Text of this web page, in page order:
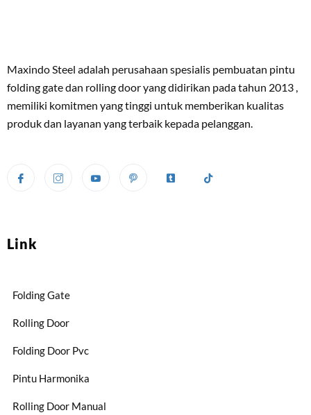
Maxindo Steel adalah perusahaan spesialis pembuatan pintu
folding gate dan rolling door yang didirikan pada tahun 2013 ,
memiliki komitmen yang tinggi untuk memberikan kualitas
produk dan layanan yang terbaik kepada pelanggan.
Link
Folding Gate
Rolling Door
Folding Door Pvc
Pintu Harmonika
Rolling Door Manual